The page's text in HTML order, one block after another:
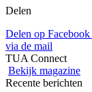
Delen
Delen op Facebook
via de mail
TUA Connect
Bekijk magazine
Recente berichten